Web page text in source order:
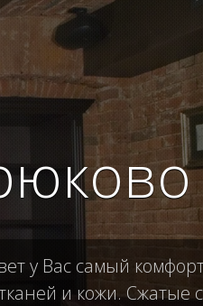
у Вас самый
и кожи. Сжатые